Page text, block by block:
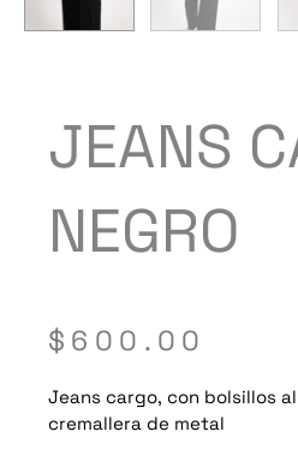
JEANS
NEGRO
$ 600.00
Jeans cargo, con bolsillos
cremallera de metal